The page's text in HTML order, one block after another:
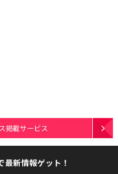
掲載サービス
最新情報ゲット！